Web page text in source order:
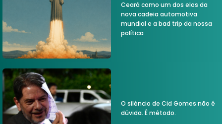
Ceará como um dos elos da
nova cadeia automotiva
mundial e a bad trip da nossa
política
O silêncio de Cid Gomes não é
dúvida. É método.